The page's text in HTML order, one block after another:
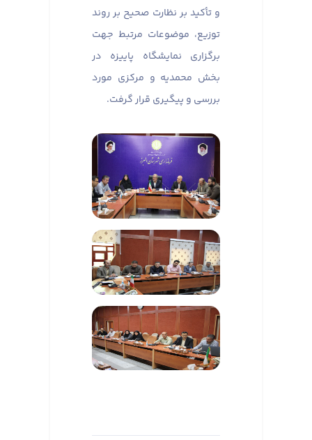
و تأکید بر نظارت صحیح بر روند
توزیع، موضوعات مرتبط جهت
برگزاری نمایشگاه پاییزه در
بخش محمدیه و مرکزی مورد
بررسی و پیگیری قرار گرفت.